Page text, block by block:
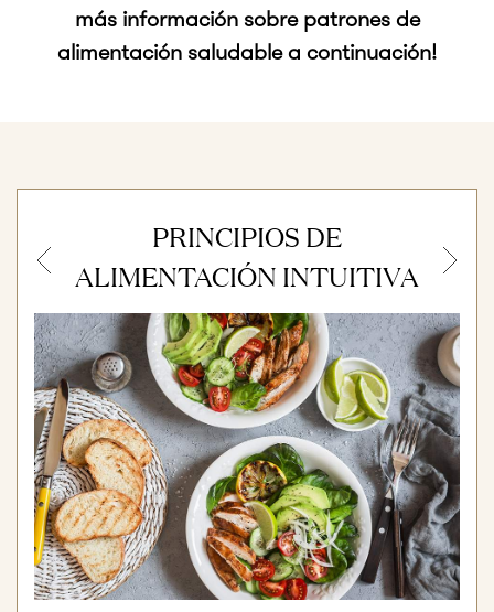
más información sobre patrones de
alimentación saludable a continuación!
PRINCIPIOS DE
ALIMENTACIÓN INTUITIVA